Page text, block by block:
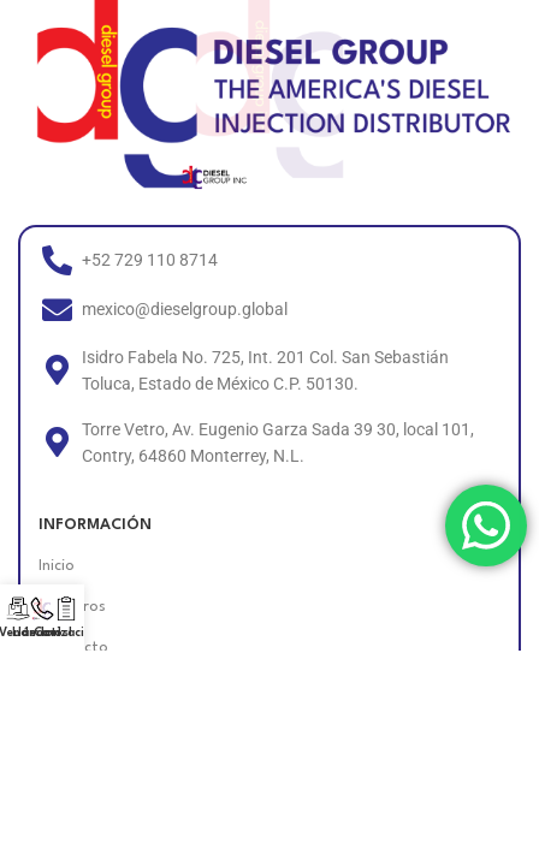
+52 729 110 8714
mexico@dieselgroup.global
Isidro Fabela No. 725, Int. 201 Col. San Sebastián
Toluca, Estado de México C.P. 50130.
Torre Vetro, Av. Eugenio Garza Sada 39 30, local 101,
Contry, 64860 Monterrey, N.L.
INFORMACIÓN
Inicio
Nosotros
Contacto
Llámanos!
Cotización